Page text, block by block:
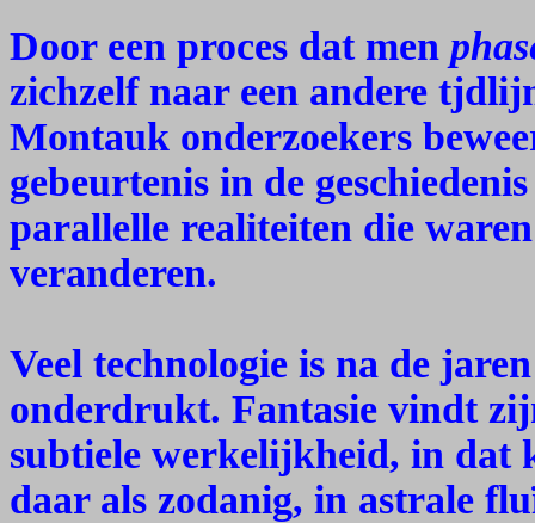
Door een proces dat men
zichzelf naar een andere
Montauk onderzoekers
gebeurtenis in de
parallelle realiteiten die
veranderen.
Veel technologie is na de
onderdrukt. Fantasie vindt
subtiele werkelijkheid, in dat
daar als zodanig, in astrale